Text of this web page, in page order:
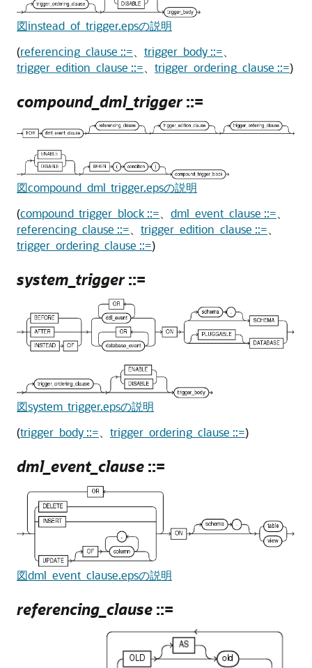
図instead_of_trigger.epsの説明
(referencing_clause ::= trigger_body ::=
trigger_edition_clause ::=
trigger_ordering_clause ::=)
compound_dml_trigger::=
図compound_dml_trigger.epsの説明
(compound_trigger_block ::= dml_event_clause ::=
referencing_clause ::=
trigger_edition_clause ::=
trigger_ordering_clause ::=)
system_trigger::=
図system_trigger.epsの説明
(trigger_body ::=、 trigger_ordering_clause ::=)
dml_event_clause ::=
図dml_event_clause.epsの説明
referencing_clause ::=